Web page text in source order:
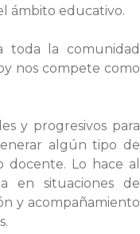
ámbito educativo.
toda la comunidad
nos compete como
y progresivos para
algún tipo de
Lo hace al
en situaciones de
y acompañamiento